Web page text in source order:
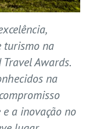
turismo na
Awards.
na
a inovação no